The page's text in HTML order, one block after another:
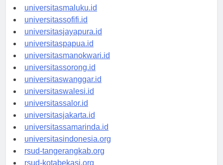
universitasambon.id
universitasmaluku.id
universitassofifi.id
universitasjayapura.id
universitaspapua.id
universitasmanokwari.id
universitassorong.id
universitaswanggar.id
universitaswalesi.id
universitassalor.id
universitasjakarta.id
universitassamarinda.id
universitasindonesia.org
rsud-tangerangkab.org